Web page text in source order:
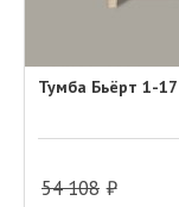
Тумба Бьёрт 1-17
54 108